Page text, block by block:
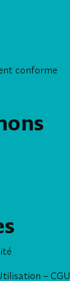
conforme
– CGU